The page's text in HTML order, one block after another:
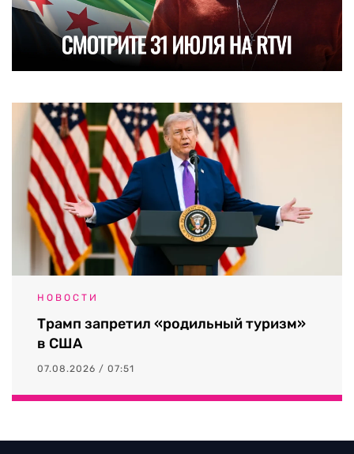
НОВОСТИ
Трамп запретил «родильный туризм»
в США
07.08.2026 / 07:51